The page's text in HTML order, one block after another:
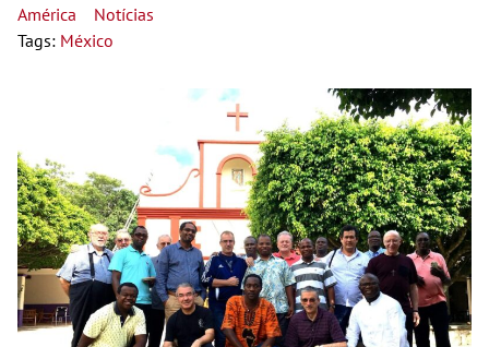
América
Notícias
Tags: México